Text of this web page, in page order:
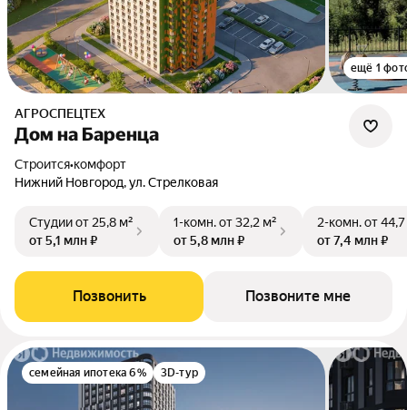
ещё 1
АГРОСПЕЦТЕХ
Дом на Баренца
Строится•комфорт
Нижний Новгород, ул. Стрелковая
Студииот 25,8 м²
от 5,1 млн ₽
1-комн.от 32,2 м²
от 5,8 млн ₽
2-комн.от
от 7,4 млн ₽
Позвонить Позвоните мне
семейная ипотека 6% 3D-тур